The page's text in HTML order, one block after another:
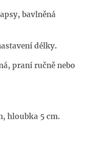
bavlněná
délky.
praní ručně nebo
hloubka 5 cm.